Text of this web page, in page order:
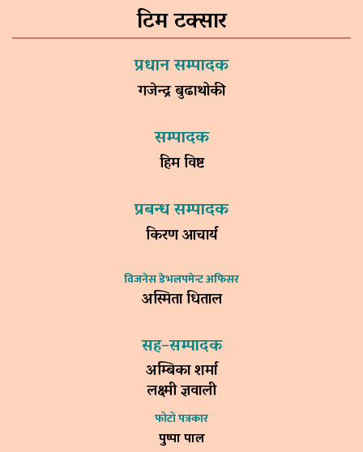
टिम टक्सार
प्रधान सम्पादक
गजेन्द्र बुढाथोकी
सम्पादक
हिम विष्ट
प्रबन्ध सम्पादक
किरण आचार्य
विजनेस डेभलपमेन्ट अफिसर
अस्मिता धिताल
सह–सम्पादक
अम्बिका शर्मा
लक्ष्मी ज्ञवाली
फोटो पत्रकार
पुष्पा पाल